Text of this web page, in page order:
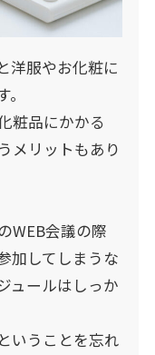
洋服やお化粧に
粧品にかかる
メリットもあり
WEB会議の際
加してしまうな
ュールはしっか
いうことを忘れ